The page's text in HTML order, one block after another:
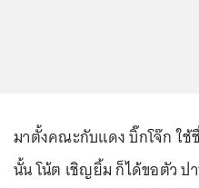
มาตั้งคณะกับแดง บิ๊กโจ๊ก ใช้
นั้น โน้ต เชิญยิ้ม ก็ได้ขอตัว ป